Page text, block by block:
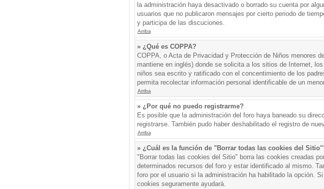
la administración haya desactivado o borrado su cuenta por
usuarios que no publicaron mensajes por cierto periodo de
y participa de las discuciones.
Arriba
» ¿Qué es COPPA?
COPPA, o Acta de Privacidad y Protección de Niños menores
mantiene en inglés) donde se solicita a los sitios de Internet,
niños sea escrito y ratificado con el concentimiento de los
permita recolectar información personal identificable de un
Arriba
» ¿Por qué no puedo registrarme?
Es posible que la administración del foro haya baneado su
registrarse. También pudo haber deshabilitado el registro de
Arriba
» ¿Cuál es la función de "Borrar todas las cookies del
"Borrar todas las cookies del Sitio" borra las cookies creadas
determinados recursos del foro y estar identificado al mismo.
foro por el usuario si la administración ha habilitado la opción.
cookies seguramente ayudará.